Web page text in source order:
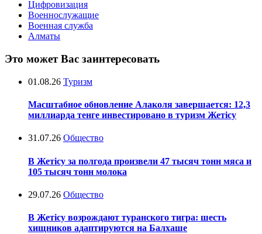
Цифровизация
Военнослужащие
Военная служба
Алматы
Это может Вас заинтересовать
01.08.26 Туризм
Масштабное обновление Алаколя завершается: 12,3
миллиарда тенге инвестировано в туризм Жетісу
31.07.26 Общество
В Жетісу за полгода произвели 47 тысяч тонн мяса и
105 тысяч тонн молока
29.07.26 Общество
В Жетісу возрождают туранского тигра: шесть
хищников адаптируются на Балхаше